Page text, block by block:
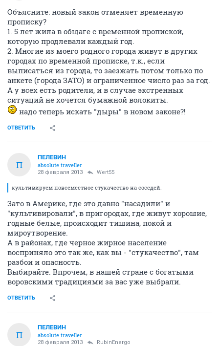
Объясните: новый закон отменяет временную
прописку?
1. 5 лет жила в общаге с временной пропиской,
которую продлевали каждый год.
2. Многие из моего родного города живут в других
городах по временной прописке, т.к., если
выписаться из города, то заезжать потом только по
анкете (города ЗАТО) и ограниченное число раз за год.
А у всех есть родители, и в случае экстренных
ситуаций не хочется бумажной волокиты.
надо теперь искать "дыры" в новом законе?!
ОТВЕТИТЬ
П
ПЕЛЕВИН
absolute traveller
28 февраля 2013 Wert55
культивируем повсеместное стукачество на соседей.
Зато в Америке, где это давно "насадили" и
"культивировали", в пригородах, где живут хорошие,
годные белые, происходит тишина, покой и
мироутворение.
А в районах, где черное жирное население
восприняло это так же, как вы - "стукачество", там
разбои и опасность.
Выбирайте. Впрочем, в нашей стране с богатыми
воровскими традициями за вас уже выбрали.
ОТВЕТИТЬ
П
ПЕЛЕВИН
absolute traveller
28 февраля 2013 RubinEnergo